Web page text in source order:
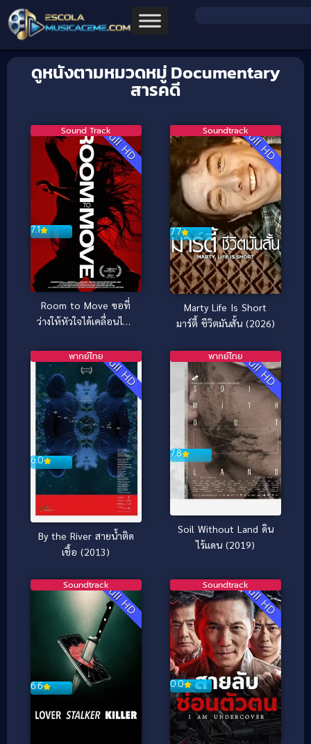
ดูหนังตามหมวดหมู่ Documentary
สารคดี
Full HD
7.1
Sound Track
Room to Move ขอที่
ว่างให้หัวใจได้เคลื่อนไหว
Full HD
7.7
Soundtrack
Marty Life Is Short
มาร์ตี้ ชีวิตมันสั้น (2026)
Full HD
6.0
พากย์ไทย
By the River สายน้ำติด
เชื้อ (2013)
Full HD
7.8
พากย์ไทย
Soil Without Land ดิน
ไร้แดน (2019)
Full HD
6.6
Soundtrack Full HD
0.0
Soundtrack